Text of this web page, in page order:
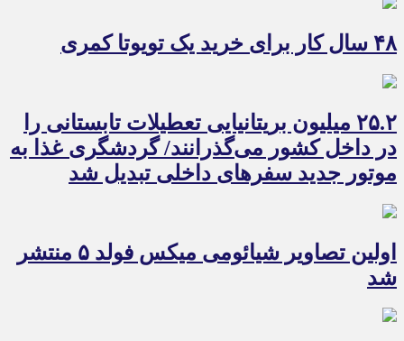
۴۸ سال کار برای خرید یک تویوتا کمری
۲۵.۲ میلیون بریتانیایی تعطیلات تابستانی را
در داخل کشور می‌گذرانند/ گردشگری غذا به
موتور جدید سفرهای داخلی تبدیل شد
اولین تصاویر شیائومی میکس فولد ۵ منتشر
شد